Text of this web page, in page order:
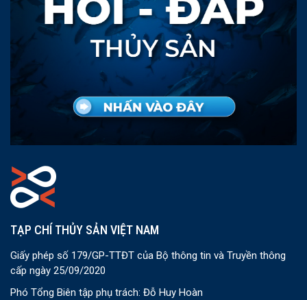
TẠP CHÍ THỦY SẢN VIỆT NAM
Giấy phép số 179/GP-TTĐT của Bộ thông tin và Truyền thông
cấp ngày 25/09/2020
Phó Tổng Biên tập phụ trách: Đỗ Huy Hoàn